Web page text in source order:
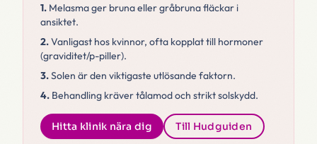
1. Melasma ger bruna eller gråbruna fläckar i
ansiktet.
2.Vanligast hos kvinnor, ofta kopplat till hormoner
(graviditet/p-piller).
3.Solen är den viktigaste utlösande faktorn.
4. Behandling kräver tålamod och strikt solskydd.
Hitta klinik nära dig Till Hudguiden